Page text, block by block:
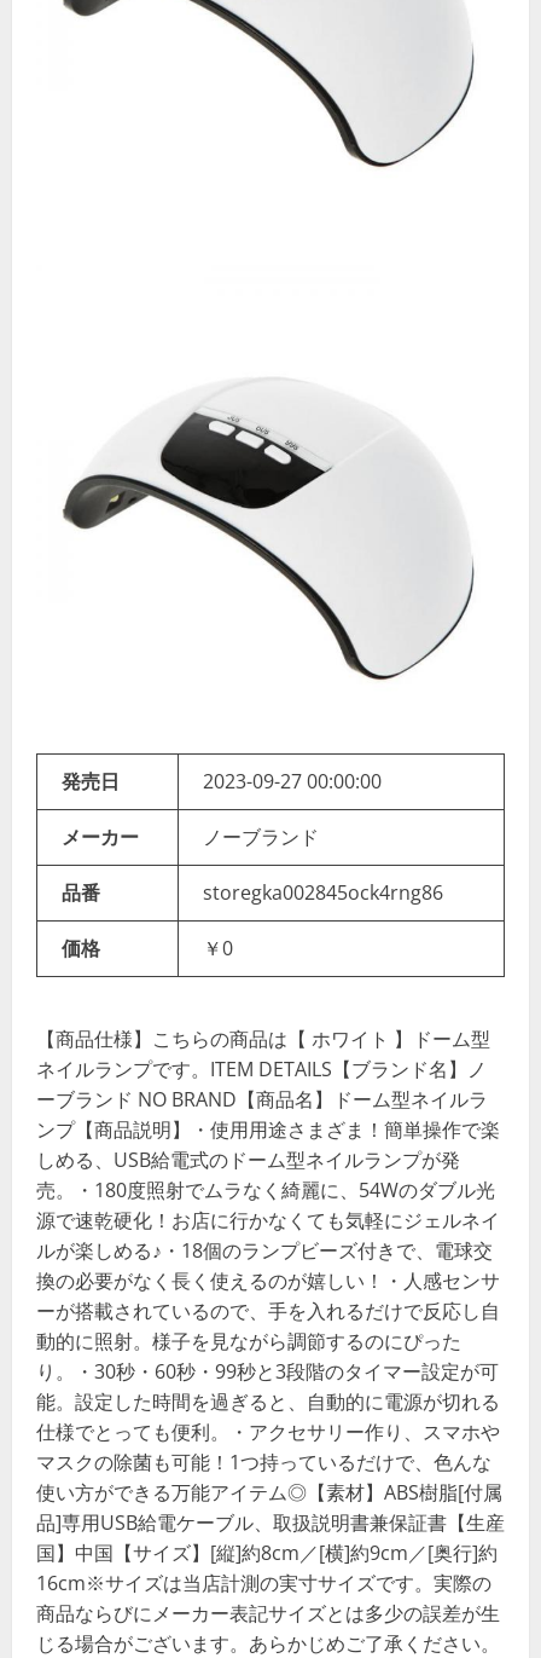
発売日 2023-09-27 00:00:00
メーカー ノーブランド
品番 storegka002845ock4rng86
価格 ￥0
【商品仕様】こちらの商品は【 ホワイト 】ドーム型
ネイルランプです。ITEM DETAILS【ブランド名】ノ
ーブランド NO BRAND【商品名】ドーム型ネイルラ
ンプ【商品説明】・使用用途さまざま！簡単操作で楽
しめる、USB給電式のドーム型ネイルランプが発
売。・180度照射でムラなく綺麗に、54Wのダブル光
源で速乾硬化！お店に行かなくても気軽にジェルネイ
ルが楽しめる♪・18個のランプビーズ付きで、電球交
換の必要がなく長く使えるのが嬉しい！・人感センサ
ーが搭載されているので、手を入れるだけで反応し自
動的に照射。様子を見ながら調節するのにぴった
り。・30秒・60秒・99秒と3段階のタイマー設定が可
能。設定した時間を過ぎると、自動的に電源が切れる
仕様でとっても便利。・アクセサリー作り、スマホや
マスクの除菌も可能！1つ持っているだけで、色んな
使い方ができる万能アイテム◎【素材】ABS樹脂[付属
品]専用USB給電ケーブル、取扱説明書兼保証書【生産
国】中国【サイズ】[縦]約8cm／[横]約9cm／[奥行]約
16cm※サイズは当店計測の実寸サイズです。実際の
商品ならびにメーカー表記サイズとは多少の誤差が生
じる場合がございます。あらかじめご了承ください。